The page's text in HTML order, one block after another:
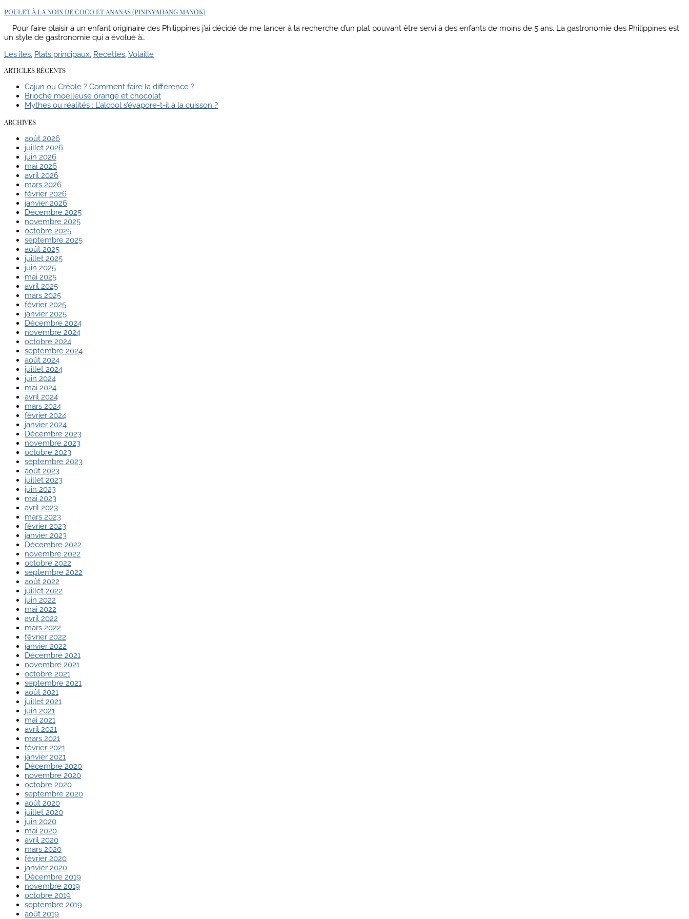
POULET À LA NOIX DE COCO ET ANANAS (PININYAHANG MANOK)
Pour faire plaisir à un enfant originaire des Philippines j’ai décidé de me lancer à la recherche d’un plat pouvant être servi à des enfants de moins de 5 ans. La gastronomie des Philippines est
un style de gastronomie qui a évolué à…
Les îles, Plats principaux, Recettes,Volaille
ARTICLES RÉCENTS
Cajun ou Créole ? Comment faire la différence ?
Brioche moelleuse orange et chocolat
Mythes ou réalités : L’alcool s’évapore-t-il à la cuisson ?
ARCHIVES
août 2026
juillet 2026
juin 2026
mai 2026
avril 2026
mars 2026
février 2026
janvier 2026
Décembre 2025
novembre 2025
octobre 2025
septembre 2025
août 2025
juillet 2025
juin 2025
mai 2025
avril 2025
mars 2025
février 2025
janvier 2025
Décembre 2024
novembre 2024
octobre 2024
septembre 2024
août 2024
juillet 2024
juin 2024
mai 2024
avril 2024
mars 2024
février 2024
janvier 2024
Décembre 2023
novembre 2023
octobre 2023
septembre 2023
août 2023
juillet 2023
juin 2023
mai 2023
avril 2023
mars 2023
février 2023
janvier 2023
Décembre 2022
novembre 2022
octobre 2022
septembre 2022
août 2022
juillet 2022
juin 2022
mai 2022
avril 2022
mars 2022
février 2022
janvier 2022
Décembre 2021
novembre 2021
octobre 2021
septembre 2021
août 2021
juillet 2021
juin 2021
mai 2021
avril 2021
mars 2021
février 2021
janvier 2021
Décembre 2020
novembre 2020
octobre 2020
septembre 2020
août 2020
juillet 2020
juin 2020
mai 2020
avril 2020
mars 2020
février 2020
janvier 2020
Décembre 2019
novembre 2019
octobre 2019
septembre 2019
août 2019